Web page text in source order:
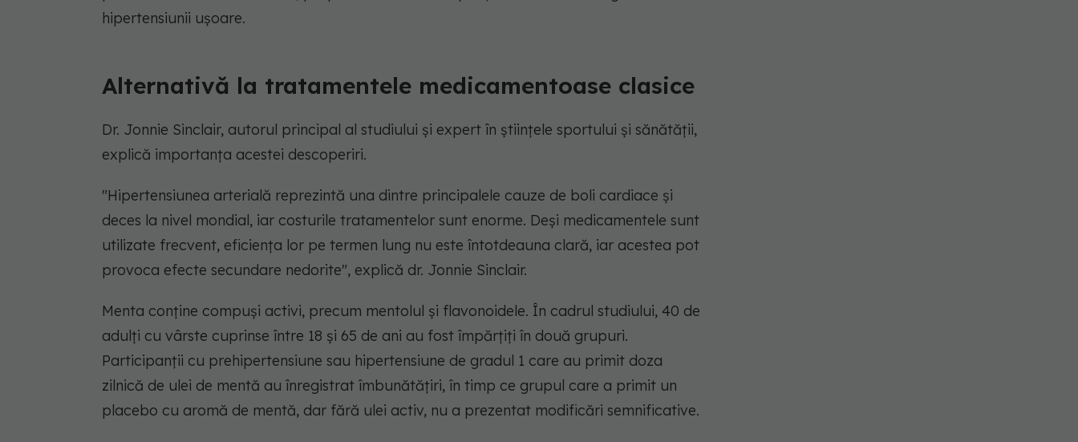
hipertensiunii ușoare.
Alternativă la tratamentele medicamentoase clasice
Dr. Jonnie Sinclair, autorul principal al studiului și expert în științele sportului și sănătății,
explică importanța acestei descoperiri.
"Hipertensiunea arterială reprezintă una dintre principalele cauze de boli cardiace și
deces la nivel mondial, iar costurile tratamentelor sunt enorme. Deși medicamentele sunt
utilizate frecvent, eficiența lor pe termen lung nu este întotdeauna clară, iar acestea pot
provoca efecte secundare nedorite", explică dr. Jonnie Sinclair.
Menta conține compuși activi, precum mentolul și flavonoidele. În cadrul studiului, 40 de
adulți cu vârste cuprinse între 18 și 65 de ani au fost împărțiți în două grupuri.
Participanții cu prehipertensiune sau hipertensiune de gradul 1 care au primit doza
zilnică de ulei de mentă au înregistrat îmbunătățiri, în timp ce grupul care a primit un
placebo cu aromă de mentă, dar fără ulei activ, nu a prezentat modificări semnificative.